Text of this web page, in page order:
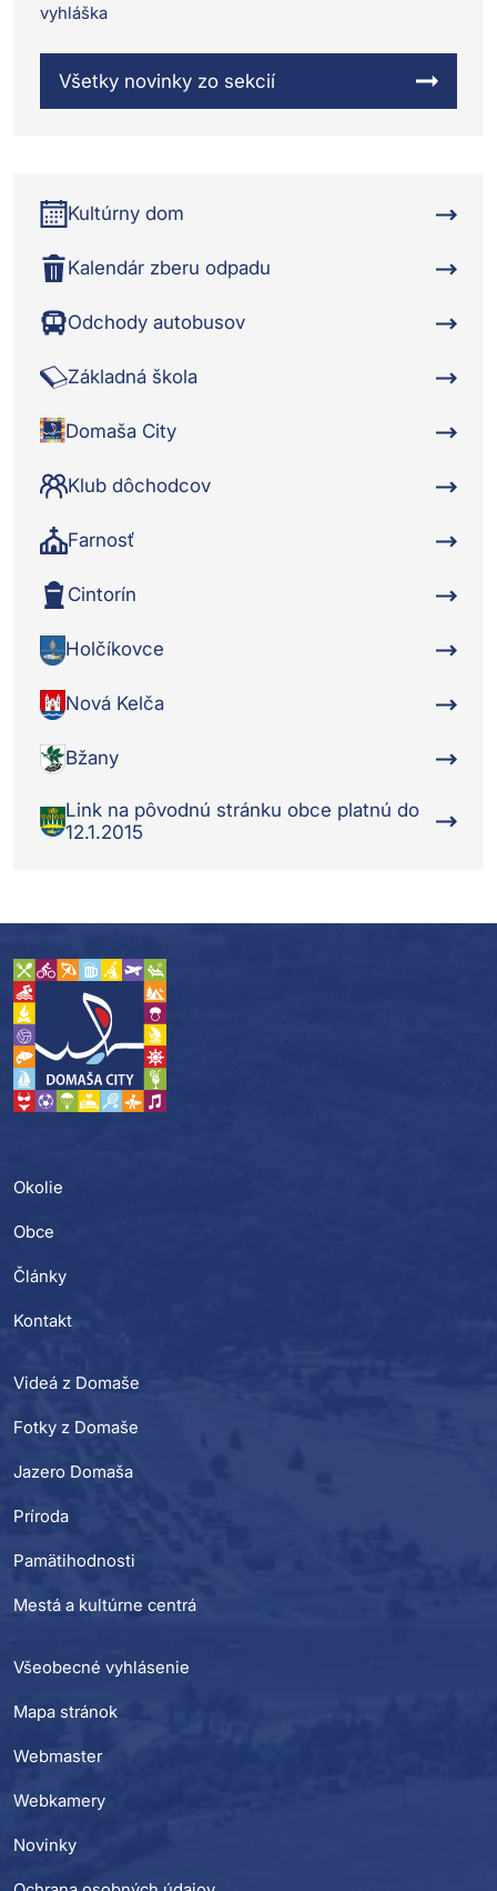
vyhláška
Všetky novinky zo sekcií
Kultúrny dom
Kalendár zberu odpadu
Odchody autobusov
Základná škola
Domaša City
Klub dôchodcov
Farnosť
Cintorín
Holčíkovce
Nová Kelča
Bžany
Link na pôvodnú stránku obce platnú do
12.1.2015
Okolie
Obce
Články
Kontakt
Videá z Domaše
Fotky z Domaše
Jazero Domaša
Príroda
Pamätihodnosti
Mestá a kultúrne centrá
Všeobecné vyhlásenie
Mapa stránok
Webmaster
Webkamery
Novinky